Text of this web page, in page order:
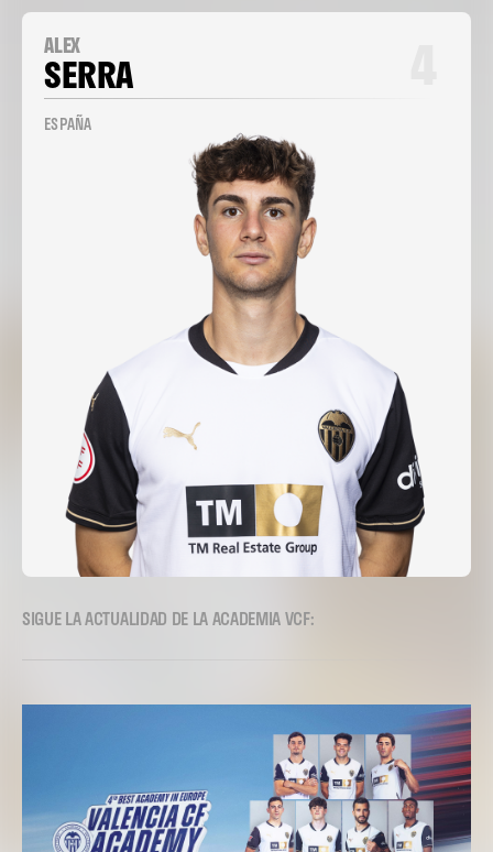
ALEX
SERRA
ESPAÑA
SIGUE LA ACTUALIDAD DE LA ACADEMIA VCF: